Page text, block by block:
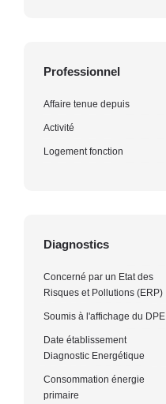
Professionnel
Affaire tenue depuis
Activité
Logement fonction
Diagnostics
Concerné par un Etat des
Risques et Pollutions (ERP)
Soumis à l'affichage du DPE
Date établissement
Diagnostic Energétique
Consommation énergie
primaire